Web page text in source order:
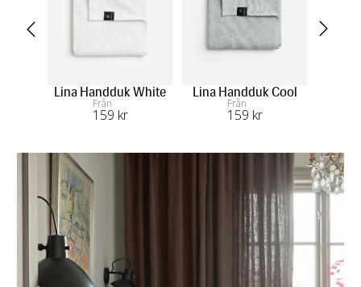
Lina Handduk White
Från
159 kr
Lina Handduk Cool
Från
159 kr